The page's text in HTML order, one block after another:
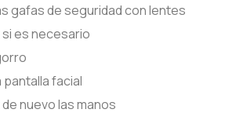
gafas de seguridad con lentes
es necesario
facial
nuevo las manos